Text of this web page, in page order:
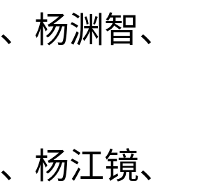
杨渊智、
杨江镜、